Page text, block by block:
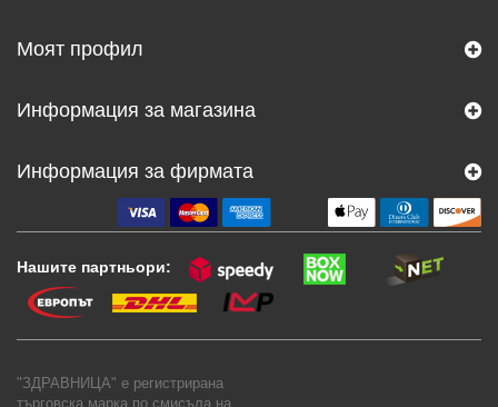
Моят профил
Информация за магазина
Информация за фирмата
Нашите партньори:
"ЗДРАВНИЦА" е регистрирана
търговска марка по смисъла на